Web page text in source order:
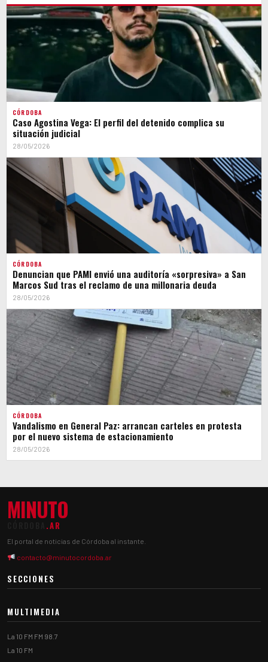
CÓRDOBA
Caso Agostina Vega: El perfil del detenido complica su
situación judicial
28/05/2026
CÓRDOBA
Denuncian que PAMI envió una auditoría «sorpresiva» a San
Marcos Sud tras el reclamo de una millonaria deuda
28/05/2026
CÓRDOBA
Vandalismo en General Paz: arrancan carteles en protesta
por el nuevo sistema de estacionamiento
28/05/2026
MINUTO
.AR
El portal de noticias de Córdoba al instante.
contacto@minutocordoba.ar
SECCIONES
MULTIMEDIA
La 10 FM FM 98.7
La 10 FM